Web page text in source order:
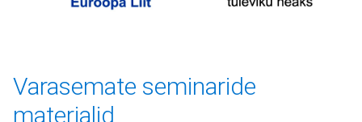
Varasemate seminaride
materjalid